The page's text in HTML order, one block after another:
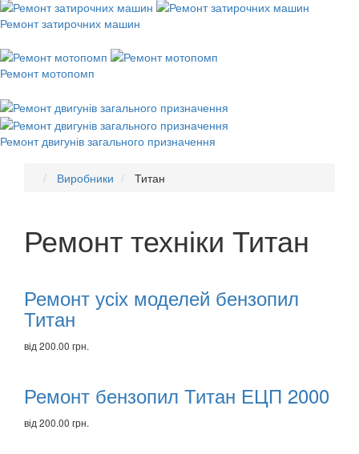
Ремонт затирочних машин
Ремонт мотопомп
Ремонт двигунів загального призначення
Виробники Титан
Ремонт техніки Титан
товари
Ремонт усіх моделей бензопил
Титан
від 200.00 грн.
Ремонт бензопил Титан ЕЦП 2000
від 200.00 грн.